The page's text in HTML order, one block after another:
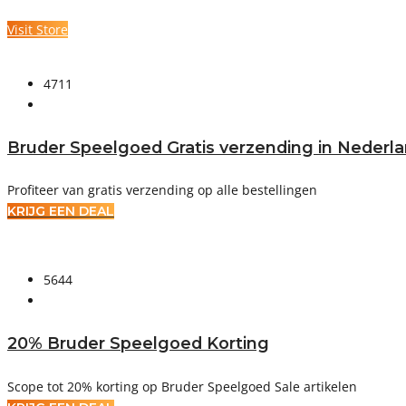
Visit Store
4711
Bruder Speelgoed Gratis verzending in
Profiteer van gratis verzending op alle bestellingen
KRIJG EEN DEAL
5644
20% Bruder Speelgoed Korting
Scope tot 20% korting op Bruder Speelgoed Sale artikelen